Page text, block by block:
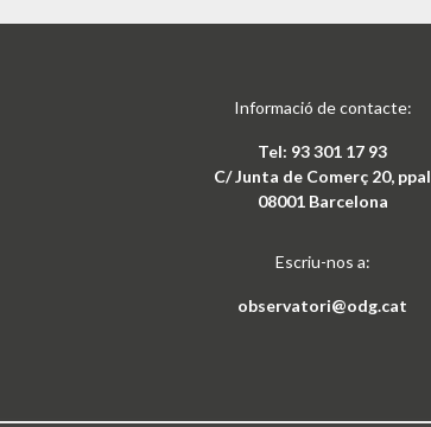
Informació de contacte:
Tel: 93 301 17 93
C/ Junta de Comerç 20, ppal
08001 Barcelona
Escriu-nos a:
observatori@odg.cat